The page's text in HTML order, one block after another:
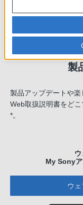
製
製品アップデートや楽
Web取扱説明書をど
*。
My Sonyア
ウ